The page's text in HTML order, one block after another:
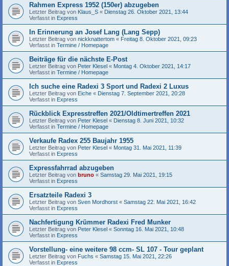
Rahmen Express 1952 (150er) abzugeben
Letzter Beitrag von Klaus_S « Dienstag 26. Oktober 2021, 13:44
Verfasst in Express
In Erinnerung an Josef Lang (Lang Sepp)
Letzter Beitrag von nickknattertom « Freitag 8. Oktober 2021, 09:23
Verfasst in Termine / Homepage
Beiträge für die nächste E-Post
Letzter Beitrag von Peter Klesel « Montag 4. Oktober 2021, 14:17
Verfasst in Termine / Homepage
Ich suche eine Radexi 3 Sport und Radexi 2 Luxus
Letzter Beitrag von Eiche « Dienstag 7. September 2021, 20:28
Verfasst in Express
Rückblick Expresstreffen 2021/Oldtimertreffen 2021
Letzter Beitrag von Peter Klesel « Dienstag 8. Juni 2021, 10:32
Verfasst in Termine / Homepage
Verkaufe Radex 255 Baujahr 1955
Letzter Beitrag von Peter Klesel « Montag 31. Mai 2021, 11:39
Verfasst in Express
Expressfahrrad abzugeben
Letzter Beitrag von bruno « Samstag 29. Mai 2021, 19:15
Verfasst in Express
Ersatzteile Radexi 3
Letzter Beitrag von Sven Mordhorst « Samstag 22. Mai 2021, 16:42
Verfasst in Express
Nachfertigung Krümmer Radexi Fred Munker
Letzter Beitrag von Peter Klesel « Sonntag 16. Mai 2021, 10:48
Verfasst in Express
Vorstellung- eine weitere 98 ccm- SL 107 - Tour geplant
Letzter Beitrag von Fuchs « Samstag 15. Mai 2021, 22:26
Verfasst in Express